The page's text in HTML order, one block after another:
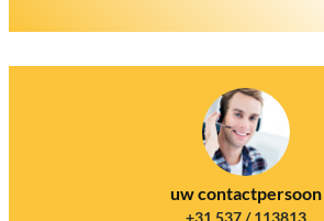
uw contactpersoon
+31 537 / 113813